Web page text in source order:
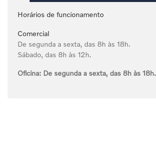
Horários de funcionamento
Comercial
De segunda a sexta, das 8h às 18h.
Sábado, das 8h às 12h.
Oficina: De segunda a sexta, das 8h às 18h.